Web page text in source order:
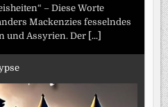
– Diese Worte
Mackenzies fesselndes
und Assyrien. Der [...]